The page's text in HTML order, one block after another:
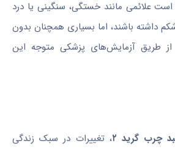
علائمی مانند خستگی، سنگینی یا درد
داشته باشند، اما بسیاری همچنان بدون
طریق آزمایش‌های پزشکی متوجه این
چرب گرید ۲
، تغییرات در سبک زندگی